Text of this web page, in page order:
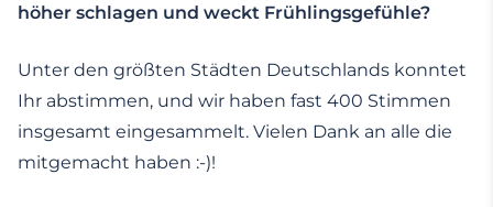
höher schlagen und weckt Frühlingsgefühle?
Unter den größten Städten Deutschlands konntet
Ihr abstimmen, und wir haben fast 400 Stimmen
insgesamt eingesammelt. Vielen Dank an alle die
mitgemacht haben :-)!